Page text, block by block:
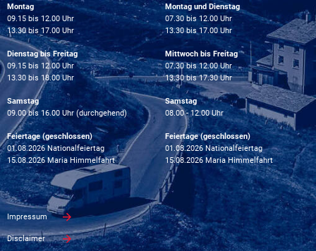
Montag
09.15 bis 12.00 Uhr
13.30 bis 17.00 Uhr
Dienstag bis Freitag
09.15 bis 12.00 Uhr
13.30 bis 18.00 Uhr
Samstag
09.00 bis 16.00 Uhr (durchgehend)
Feiertage (geschlossen)
01.08.2026 Nationalfeiertag
15.08.2026 Maria Himmelfahrt
Montag und Dienstag
07.30 bis 12.00 Uhr
13.30 bis 17.00 Uhr
Mittwoch bis Freitag
07.30 bis 12.00 Uhr
13.30 bis 17.30 Uhr
Samstag
08.00 - 12.00 Uhr
Feiertage (geschlossen)
01.08.2026 Nationalfeiertag
15.08.2026 Maria Himmelfahrt
Impressum
Disclaimer